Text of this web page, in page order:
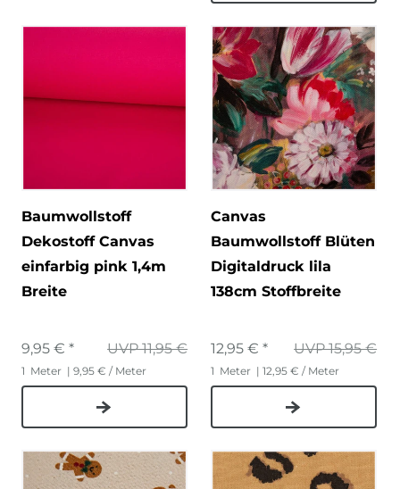
Baumwollstoff
Dekostoff Canvas
einfarbig pink 1,4m
Breite
UVP 11,95 €
9,95 € *
1 Meter | 9,95 € / Meter
Canvas
Baumwollstoff Blüten
Digitaldruck lila
138cm Stoffbreite
UVP 15,95 €
12,95 € *
1 Meter | 12,95 € / Meter